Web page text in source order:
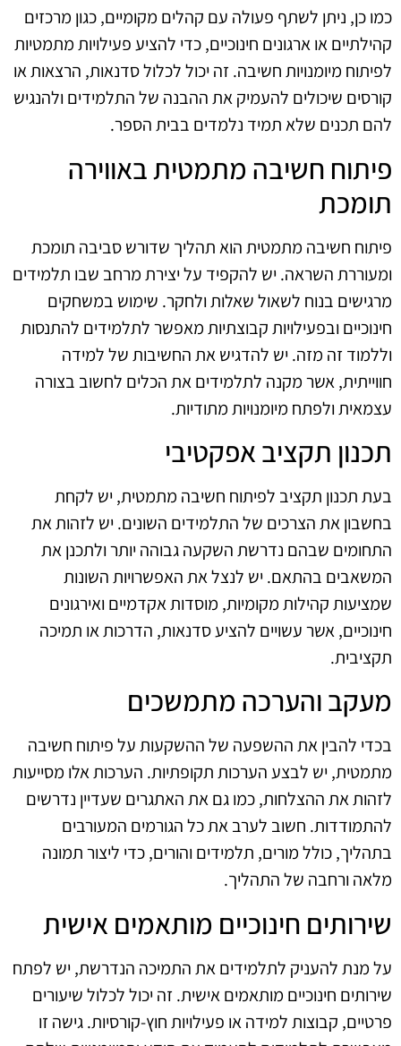
כמו כן, ניתן לשתף פעולה עם קהלים מקומיים, כגון מרכזים
קהילתיים או ארגונים חינוכיים, כדי להציע פעילויות מתמטיות
לפיתוח מיומנויות חשיבה. זה יכול לכלול סדנאות, הרצאות או
קורסים שיכולים להעמיק את ההבנה של התלמידים ולהנגיש
להם תכנים שלא תמיד נלמדים בבית הספר.
פיתוח חשיבה מתמטית באווירה
תומכת
פיתוח חשיבה מתמטית הוא תהליך שדורש סביבה תומכת
ומעוררת השראה. יש להקפיד על יצירת מרחב שבו תלמידים
מרגישים בנוח לשאול שאלות ולחקר. שימוש במשחקים
חינוכיים ובפעילויות קבוצתיות מאפשר לתלמידים להתנסות
וללמוד זה מזה. יש להדגיש את החשיבות של למידה
חווייתית, אשר מקנה לתלמידים את הכלים לחשוב בצורה
עצמאית ולפתח מיומנויות מתודיות.
תכנון תקציב אפקטיבי
בעת תכנון תקציב לפיתוח חשיבה מתמטית, יש לקחת
בחשבון את הצרכים של התלמידים השונים. יש לזהות את
התחומים שבהם נדרשת השקעה גבוהה יותר ולתכנן את
המשאבים בהתאם. יש לנצל את האפשרויות השונות
שמציעות קהילות מקומיות, מוסדות אקדמיים ואירגונים
חינוכיים, אשר עשויים להציע סדנאות, הדרכות או תמיכה
תקציבית.
מעקב והערכה מתמשכים
בכדי להבין את ההשפעה של ההשקעות על פיתוח חשיבה
מתמטית, יש לבצע הערכות תקופתיות. הערכות אלו מסייעות
לזהות את ההצלחות, כמו גם את האתגרים שעדיין נדרשים
להתמודדות. חשוב לערב את כל הגורמים המעורבים
בתהליך, כולל מורים, תלמידים והורים, כדי ליצור תמונה
מלאה ורחבה של התהליך.
שירותים חינוכיים מותאמים אישית
על מנת להעניק לתלמידים את התמיכה הנדרשת, יש לפתח
שירותים חינוכיים מותאמים אישית. זה יכול לכלול שיעורים
פרטיים, קבוצות למידה או פעילויות חוץ-קורסיות. גישה זו